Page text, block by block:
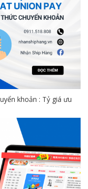
khoản : Tỷ giá ưu